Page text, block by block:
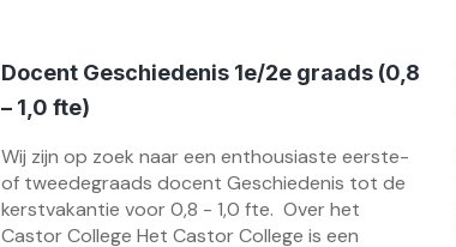
Docent Geschiedenis 1e/2e graads (0,8
– 1,0 fte)
Wij zijn op zoek naar een enthousiaste eerste-
of tweedegraads docent Geschiedenis tot de
kerstvakantie voor 0,8 - 1,0 fte. Over het
Castor College Het Castor College is een